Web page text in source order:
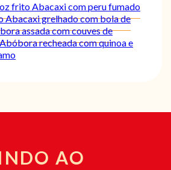
fritoAbacaxi com peru fumado
Abacaxi grelhado com bola de
assada com couves de
Abóbora recheada com quinoa e
AO